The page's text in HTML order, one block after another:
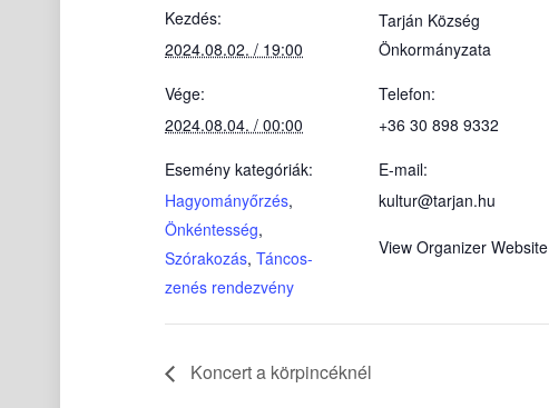
Kezdés:
2024.08.02. / 19:00
Vége:
2024.08.04. / 00:00
Esemény kategóriák:
Hagyományőrzés,
Önkéntesség,
Szórakozás, Táncos-
zenés rendezvény
Tarján Község
Önkormányzata
Telefon:
+36 30 898 9332
E-mail:
kultur@tarjan.hu
View Organizer Website
Koncert a körpincéknél